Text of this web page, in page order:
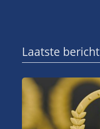
Laatste bericht